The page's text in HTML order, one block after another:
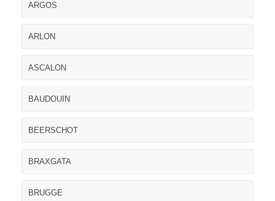
ARGOS
ARLON
ASCALON
BAUDOUIN
BEERSCHOT
BRAXGATA
BRUGGE